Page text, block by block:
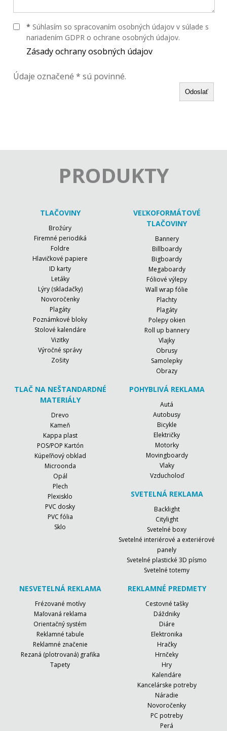
* Súhlasím so spracovaním osobných údajov v súlade s
nariadením GDPR o ochrane osobných údajov.
Zásady ochrany osobných údajov
Údaje označené * sú povinné.
Odoslať
PRODUKTY
TLAČOVINY
Brožúry
Firemné periodiká
Foldre
Hlavičkové papiere
ID karty
Letáky
Lýry (skladačky)
Novoročenky
Plagáty
Poznámkové bloky
Stolové kalendáre
Vizitky
Výročné správy
Zošity
VEĽKOFORMÁTOVÉ
TLAČOVINY
Bannery
Billboardy
Bigboardy
Megaboardy
Fóliové výlepy
Wall wrap fólie
Plachty
Plagáty
Polepy okien
Roll up bannery
Vlajky
Obrusy
Samolepky
Obrazy
TLAČ NA NEŠTANDARDNÉ
MATERIÁLY
Drevo
Kameň
Kappa plast
POS/POP Kartón
Kúpeľňový obklad
Microonda
Opál
Plech
Plexisklo
PVC dosky
PVC fólia
Sklo
POHYBLIVÁ REKLAMA
Autá
Autobusy
Bicykle
Električky
Motorky
Movingboardy
Vlaky
Vzducholoď
SVETELNÁ REKLAMA
Backlight
Citylight
Svetelné boxy
Svetelné interiérové a exteriérové
panely
Svetelné plastické 3D písmo
Svetelné totemy
NESVETELNÁ REKLAMA
Frézované motívy
Maľovaná reklama
Orientačný systém
Reklamné tabule
Reklamné značenie
Rezaná (plotrovaná) grafika
Tapety
REKLAMNÉ PREDMETY
Cestovné tašky
Dáždniky
Diáre
Elektronika
Hračky
Hrnčeky
Hry
Kalendáre
Kancelárske potreby
Náradie
Novoročenky
PC potreby
Perá